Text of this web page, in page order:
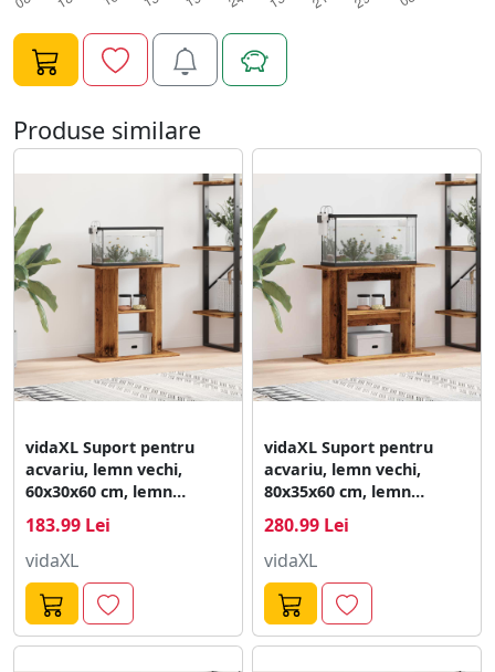
de atasare pentru perete furnizat. Culoare: Lemn vechi
Material: Lemn prelucrat Dimensiuni: 81 x 36 x 73 cm (l x
ad. x i) Bazin de pesti nu este inclus Asamblare
necesara: Da
Produse similare
vidaXL Suport pentru
acvariu, lemn vechi,
60x30x60 cm, lemn
183.99 Lei
vidaXL
vidaXL Suport pentru
acvariu, lemn vechi,
80x35x60 cm, lemn
280.99 Lei
vidaXL